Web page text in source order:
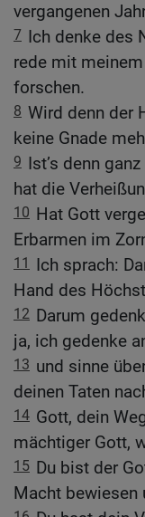
vergangenen
7 Ich denke des
rede mit
forschen.
8 Wird denn der
keine Gnade
9 Ist’s denn
hat die
10 Hat Gott
Erbarmen im
11
Ich sprach:
Hand des
12 Darum
ja, ich gedenke
13 und sinne
deinen Taten
14 Gott, dein
mächtiger Gott,
15 Du bist der
Macht bewiesen